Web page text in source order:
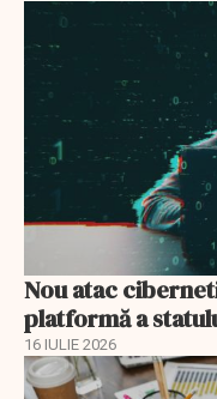
Nou atac
platformă a
16 IULIE 2026